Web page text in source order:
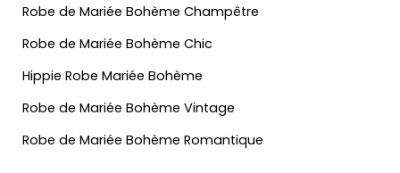
Robe de Mariée Bohème Champêtre
Robe de Mariée Bohème Chic
Hippie Robe Mariée Bohème
Robe de Mariée Bohème Vintage
Robe de Mariée Bohème Romantique